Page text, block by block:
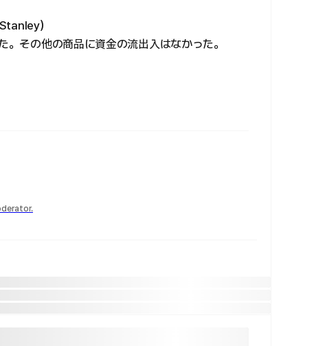
）
その他の商品に資金の流出入はなかった。